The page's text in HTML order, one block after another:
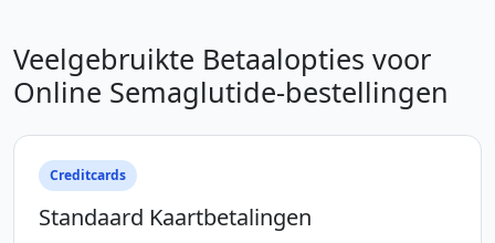
Veelgebruikte Betaalopties voor
Online Semaglutide-bestellingen
Creditcards
Standaard Kaartbetalingen